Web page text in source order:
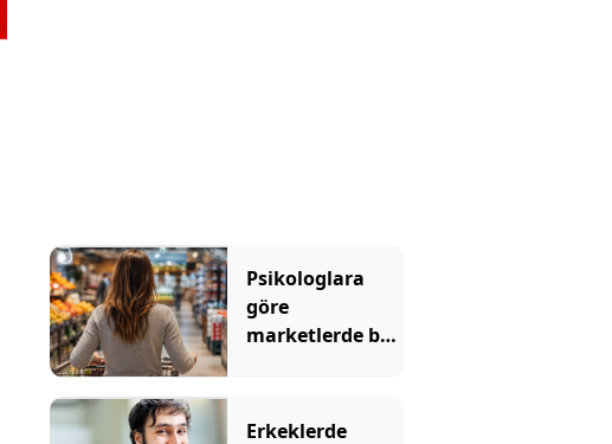
Psikologlara
göre
marketlerde bu
Erkeklerde